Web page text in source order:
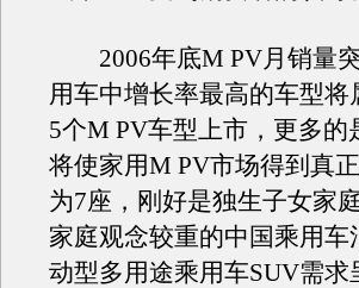
2006年底M PV月销量突
用车中增长率最高的车型
5个M PV车型上市，更多
将使家用M PV市场得到真
为7座，刚好是独生子女家
家庭观念较重的中国乘用
动型多用途乘用车SUV需